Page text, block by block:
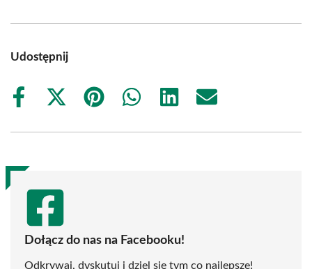
Udostępnij
Share
Share
(Twitter)
Share
Share
Share
Share
Dołącz do nas na Facebooku!
Odkrywaj, dyskutuj i dziel się tym co najlepsze!